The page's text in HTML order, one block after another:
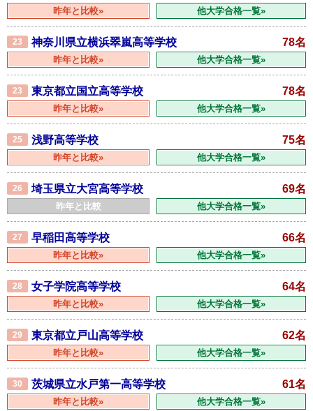
昨年と比較» 他大学合格一覧»
23 神奈川県立横浜翠嵐高等学校 78名
昨年と比較» 他大学合格一覧»
23 東京都立国立高等学校 78名
昨年と比較» 他大学合格一覧»
25 浅野高等学校 75名
昨年と比較» 他大学合格一覧»
26 埼玉県立大宮高等学校 69名
昨年と比較 他大学合格一覧»
27 早稲田高等学校 66名
昨年と比較» 他大学合格一覧»
28 女子学院高等学校 64名
昨年と比較» 他大学合格一覧»
29 東京都立戸山高等学校 62名
昨年と比較» 他大学合格一覧»
30 茨城県立水戸第一高等学校 61名
昨年と比較» 他大学合格一覧»